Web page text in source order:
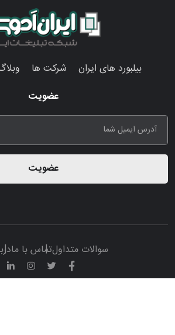
بیلبورد های ایران شرکت ها
عضویت
عضویت
سوالات متداولتماس با ما